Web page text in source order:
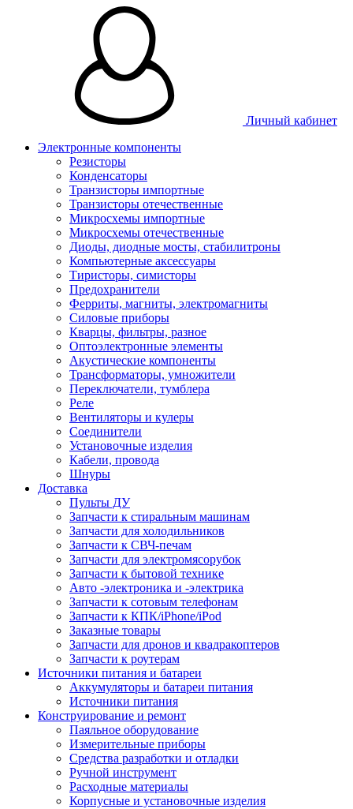
Личный кабинет
Электронные компоненты
Резисторы
Конденсаторы
Транзисторы импортные
Транзисторы отечественные
Микросхемы импортные
Микросхемы отечественные
Диоды, диодные мосты, стабилитроны
Компьютерные аксессуары
Тиристоры, симисторы
Предохранители
Ферриты, магниты, электромагниты
Силовые приборы
Кварцы, фильтры, разное
Оптоэлектронные элементы
Акустические компоненты
Трансформаторы, умножители
Переключатели, тумблера
Реле
Вентиляторы и кулеры
Соединители
Установочные изделия
Кабели, провода
Шнуры
Доставка
Пульты ДУ
Запчасти к стиральным машинам
Запчасти для холодильников
Запчасти к СВЧ-печам
Запчасти для электромясорубок
Запчасти к бытовой технике
Авто -электроника и -электрика
Запчасти к сотовым телефонам
Запчасти к КПК/iPhone/iPod
Заказные товары
Запчасти для дронов и квадракоптеров
Запчасти к роутерам
Источники питания и батареи
Аккумуляторы и батареи питания
Источники питания
Конструирование и ремонт
Паяльное оборудование
Измерительные приборы
Средства разработки и отладки
Ручной инструмент
Расходные материалы
Корпусные и установочные изделия